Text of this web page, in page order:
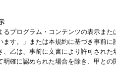
プログラム・コンテンツの表示ま
す。」または本規約に基づき事前
乙は、事前に文書により許可され
明確に認められた場合を除き、甲と